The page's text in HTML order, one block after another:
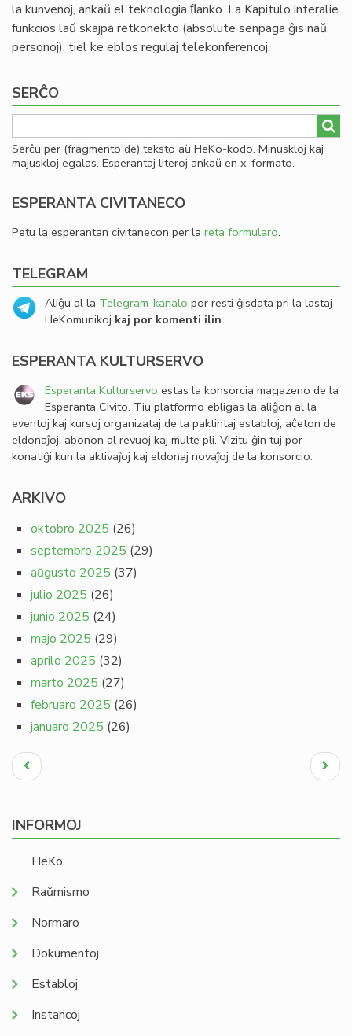
la kunvenoj, ankaŭ el teknologia ﬂanko. La Kapitulo interalie
funkcios laŭ skajpa retkonekto (absolute senpaga ĝis naŭ
personoj), tiel ke eblos regulaj telekonferencoj.
SERĈO
Serĉu per (fragmento de) teksto aŭ HeKo-kodo. Minuskloj kaj
majuskloj egalas. Esperantaj literoj ankaŭ en x-formato.
ESPERANTA CIVITANECO
Petu la esperantan civitanecon per la reta formularo.
TELEGRAM
Aliĝu al la Telegram-kanalo por resti ĝisdata pri la lastaj
HeKomunikoj kaj por komenti ilin.
ESPERANTA KULTURSERVO
Esperanta Kulturservo estas la konsorcia magazeno de la
Esperanta Civito. Tiu platformo ebligas la aliĝon al la
eventoj kaj kursoj organizataj de la paktintaj establoj, aĉeton de
eldonaĵoj, abonon al revuoj kaj multe pli. Vizitu ĝin tuj por
konatiĝi kun la aktivaĵoj kaj eldonaj novaĵoj de la konsorcio.
ARKIVO
oktobro 2025 (26)
septembro 2025 (29)
aŭgusto 2025 (37)
julio 2025 (26)
junio 2025 (24)
majo 2025 (29)
aprilo 2025 (32)
marto 2025 (27)
februaro 2025 (26)
januaro 2025 (26)
Pagination
Antaŭa
paĝo
Next
page
INFORMOJ
HeKo
Raŭmismo
Normaro
Dokumentoj
Establoj
Instancoj